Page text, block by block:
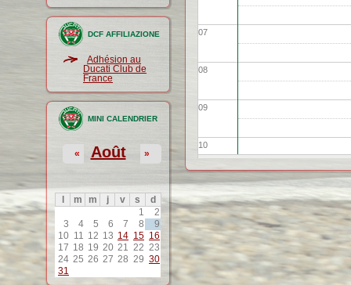
DCF AFFILIAZIONE
Adhésion au
Ducati Club de
France
MINI CALENDRIER
Août
« »
m m j v s
d
1
2
3
4 5 6 7 8
9
10 11 12 13 14 15 16
17 18 19 20 21 22 23
24 25 26 27 28 29 30
31
07
08
09
10
11
12
13